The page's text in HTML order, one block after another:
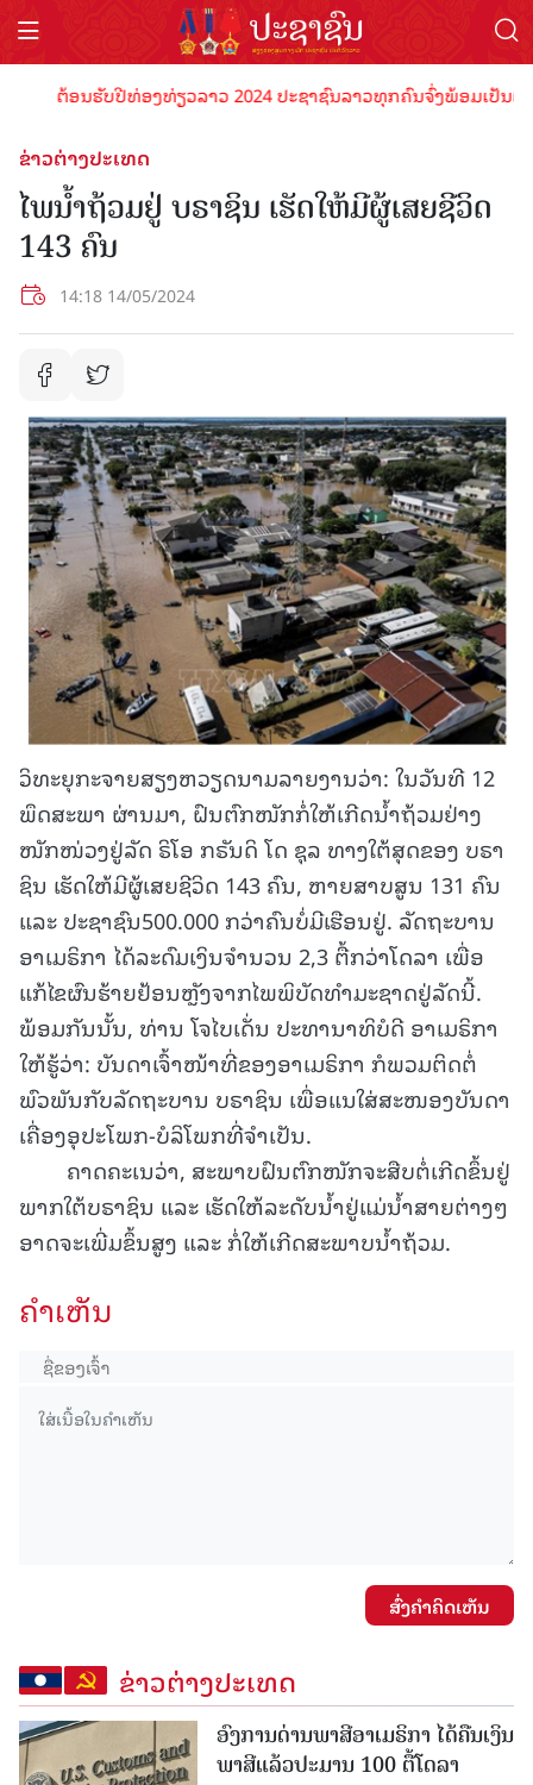
ຕ້ອນຮັບປີທ່ອງທ່ຽວລາວ 2024 ປະຊາຊົນລາວທຸກຄົນຈົ່ງພ້ອມເປັນເ
ຂ່າວຕ່າງປະເທດ
ໄພນ້ຳຖ້ວມຢູ່ ບຣາຊິນ ເຮັດໃຫ້ມີຜູ້ເສຍຊີວິດ
143 ຄົນ
14:18 14/05/2024
ວິທະຍຸກະຈາຍສຽງຫວຽດນາມລາຍງານວ່າ: ໃນວັນທີ 12
ພຶດສະພາ ຜ່ານມາ, ຝົນຕົກໜັກກໍ່ໃຫ້ເກີດນ້ຳຖ້ວມຢ່າງ
ໜັກໜ່ວງຢູ່ລັດ ຣິໂອ ກຣັນດິ ໂດ ຊຸລ ທາງໃຕ້ສຸດຂອງ ບຣາ
ຊິນ ເຮັດໃຫ້ມີຜູ້ເສຍຊີວິດ 143 ຄົນ, ຫາຍສາບສູນ 131 ຄົນ
ແລະ ປະຊາຊົນ500.000 ກວ່າຄົນບໍ່ມີເຮືອນຢູ່. ລັດຖະບານ
ອາເມຣິກາ ໄດ້ລະດົມເງິນຈຳນວນ 2,3 ຕື້ກວ່າໂດລາ ເພື່ອ
ແກ້ໄຂຜົນຮ້າຍຢ້ອນຫຼັງຈາກໄພພິບັດທຳມະຊາດຢູ່ລັດນີ້.
ພ້ອມກັນນັ້ນ, ທ່ານ ໂຈໄບເດັ່ນ ປະທານາທິບໍດີ ອາເມຣິກາ
ໃຫ້ຮູ້ວ່າ: ບັນດາເຈົ້າໜ້າທີ່ຂອງອາເມຣິກາ ກໍພວມຕິດຕໍ່
ພົວພັນກັບລັດຖະບານ ບຣາຊິນ ເພື່ອແນໃສ່ສະໜອງບັນດາ
ເຄື່ອງອຸປະໂພກ-ບໍລິໂພກທີ່ຈຳເປັນ.
ຄາດຄະເນວ່າ, ສະພາບຝົນຕົກໜັກຈະສືບຕໍ່ເກີດຂຶ້ນຢູ່
ພາກໃຕ້ບຣາຊິນ ແລະ ເຮັດໃຫ້ລະດັບນ້ຳຢູ່ແມ່ນ້ຳສາຍຕ່າງໆ
ອາດຈະເພີ່ມຂຶ້ນສູງ ແລະ ກໍ່ໃຫ້ເກີດສະພາບນ້ຳຖ້ວມ.
ຄໍາເຫັນ
ສົ່ງຄໍາຄິດເຫັນ
ຂ່າວຕ່າງປະເທດ
ອົງການດ່ານພາສີອາເມຣິກາ ໄດ້ຄືນເງິນ
ພາສີແລ້ວປະມານ 100 ຕື້ໂດລາ